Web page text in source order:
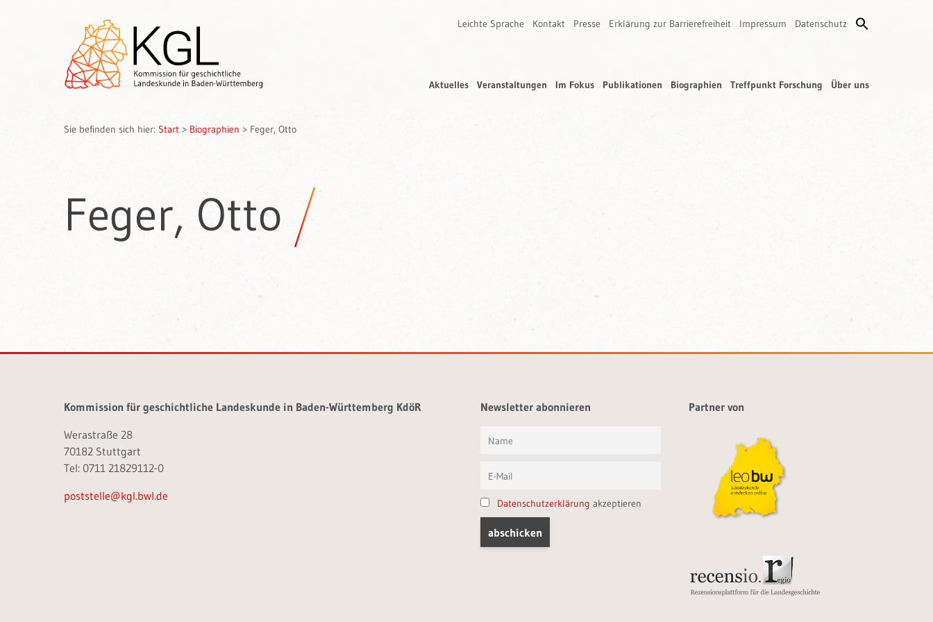
Leichte Sprache Kontakt Presse Erklärung zur Barrierefreiheit Impressum Datenschutz
Aktuelles Veranstaltungen Im Fokus Publikationen Biographien Treffpunkt Forschung Über uns
Sie befinden sich hier: Start > Biographien > Feger, Otto
Feger, Otto
Kommission für geschichtliche Landeskunde in Baden-Württemberg KdöR
Werastraße 28
70182 Stuttgart
Tel: 0711 21829112-0
poststelle@kgl.bwl.de
Newsletter abonnieren
Datenschutzerklärung akzeptieren
Partner von